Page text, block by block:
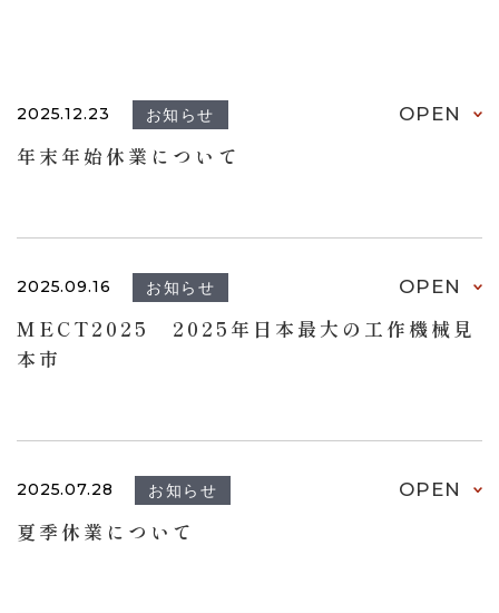
2025.12.23 お知らせ
年末年始休業について
OPEN
2025.09.16 お知らせ
MECT2025 2025年日本最大の工作機械見
本市
OPEN
2025.07.28 お知らせ
夏季休業について
OPEN